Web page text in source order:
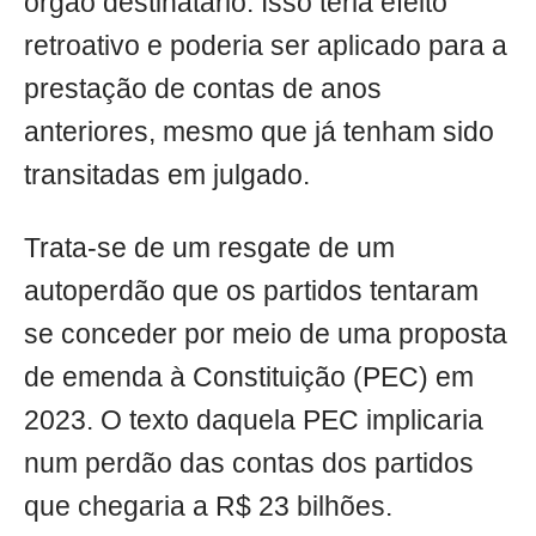
retroativo e poderia ser aplicado para a
prestação de contas de anos
anteriores, mesmo que já tenham sido
transitadas em julgado.
Trata-se de um resgate de um
autoperdão que os partidos tentaram
se conceder por meio de uma proposta
de emenda à Constituição (PEC) em
2023. O texto daquela PEC implicaria
num perdão das contas dos partidos
que chegaria a R$ 23 bilhões.